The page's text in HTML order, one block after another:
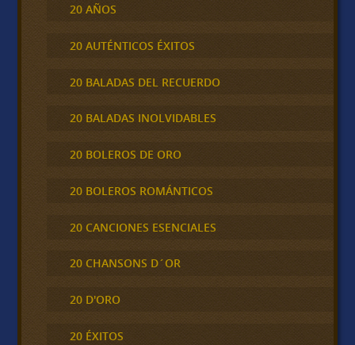
20 AÑOS
20 AUTÉNTICOS ÉXITOS
20 BALADAS DEL RECUERDO
20 BALADAS INOLVIDABLES
20 BOLEROS DE ORO
20 BOLEROS ROMÁNTICOS
20 CANCIONES ESENCIALES
20 CHANSONS D´OR
20 D'ORO
20 ÉXITOS